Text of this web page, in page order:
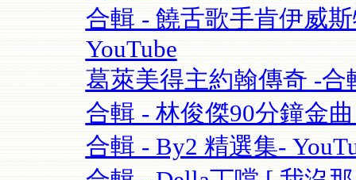
合輯 - 饒舌歌手肯伊威
YouTube
葛萊美得主約翰傳奇 -合
合輯 - 林俊傑90分鐘金
合輯 - By2 精選集-